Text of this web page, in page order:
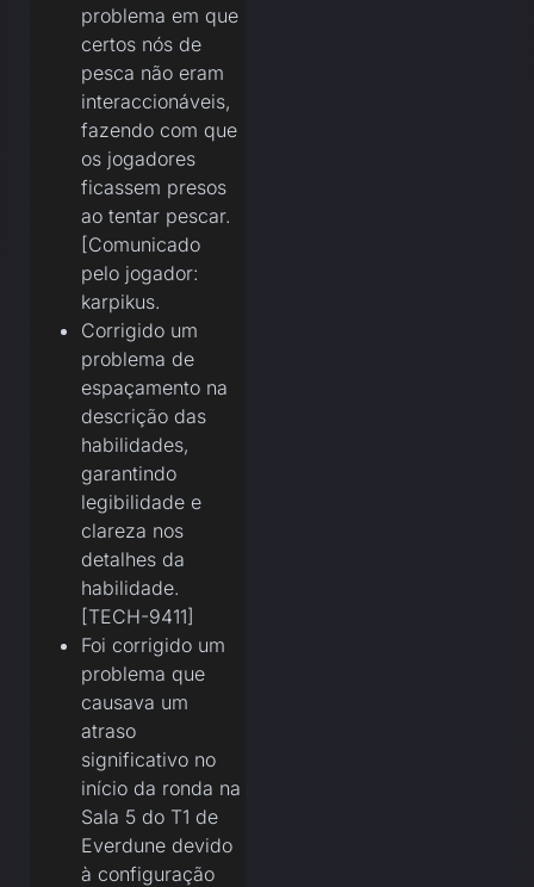
problema em que
certos nós de
pesca não eram
interaccionáveis,
fazendo com que
os jogadores
ficassem presos
ao tentar pescar.
[Comunicado
pelo jogador:
karpikus.
Corrigido um
problema de
espaçamento na
descrição das
habilidades,
garantindo
legibilidade e
clareza nos
detalhes da
habilidade.
[TECH-9411]
Foi corrigido um
problema que
causava um
atraso
significativo no
início da ronda na
Sala 5 do T1 de
Everdune devido
à configuração